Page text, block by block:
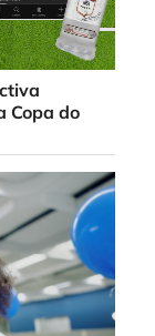
Copa do